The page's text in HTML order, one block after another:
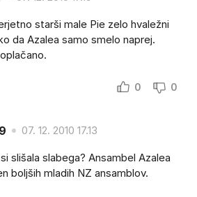
starši male Pie zelo hvaležni
da Azalea samo smelo naprej.
0 0
07. 12. 2010 17.13
slišala slabega? Ansambel Azalea
boljših mladih NZ ansamblov.